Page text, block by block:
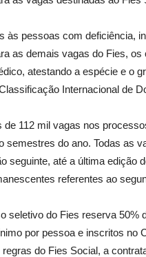
às pessoas com deficiência,
as demais vagas do Fies,
atestando a espécie e o
Internacional de
de 112 mil vagas nos
semestres do ano. Todas as
seguinte, até a última edição
referentes ao
seletivo do Fies reserva 50%
por pessoa e inscritos no
do Fies Social, a